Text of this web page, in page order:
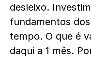
desleixo.
fundamentos
tempo. O que é
daqui a 1 mês.